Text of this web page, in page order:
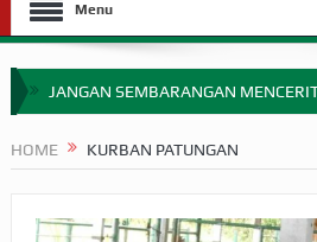
Menu
JANGAN SEMBARANGAN
APA HUKUM MEMPERCEPAT
HOME KURBAN PATUNGAN